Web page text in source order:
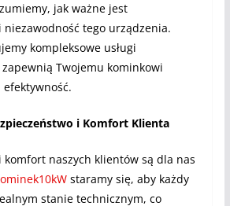
jak ważne jest
niezawodność tego urządzenia.
kompleksowe usługi
Twojemu kominkowi
efektywność.
i Komfort Klienta
komfort naszych klientów są dla nas
staramy się, aby każdy
stanie technicznym, co